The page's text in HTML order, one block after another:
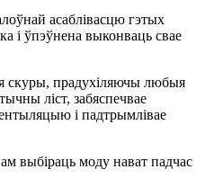
асаблівасцю гэтых
і ўпэўнена выконваць свае
скуры, прадухіляючы любыя
ліст, забяспечвае
і падтрымлівае
выбіраць моду нават падчас